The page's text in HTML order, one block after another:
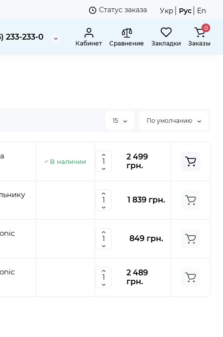
Статус заказа Укр Рус En
233-233-0
Кабинет Сравнение Закладки
0
Заказы
15 По умолчанию
В наличии
2 499
грн.
1 839 грн.
849 грн.
2 489
грн.